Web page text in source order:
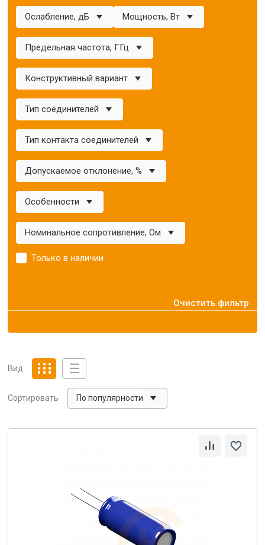
Ослабление, дБ Мощность, Вт
Предельная частота, ГГц
Конструктивный вариант
Тип соединителей
Тип контакта соединителей
Допускаемое отклонение, %
Особенности
Номинальное сопротивление, Ом
Только в наличии
Очистить фильтр
Вид
Сортировать По популярности